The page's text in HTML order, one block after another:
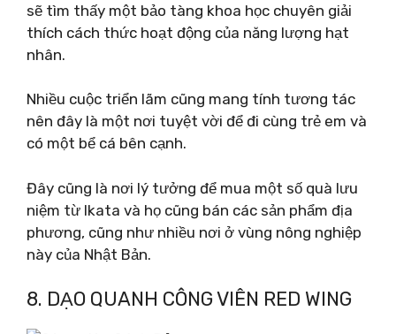
sẽ tìm thấy một bảo tàng khoa học chuyên giải
thích cách thức hoạt động của năng lượng hạt
nhân.
Nhiều cuộc triển lãm cũng mang tính tương tác
nên đây là một nơi tuyệt vời để đi cùng trẻ em và
có một bể cá bên cạnh.
Đây cũng là nơi lý tưởng để mua một số quà lưu
niệm từ Ikata và họ cũng bán các sản phẩm địa
phương, cũng như nhiều nơi ở vùng nông nghiệp
này của Nhật Bản.
8. DẠO QUANH CÔNG VIÊN RED WING